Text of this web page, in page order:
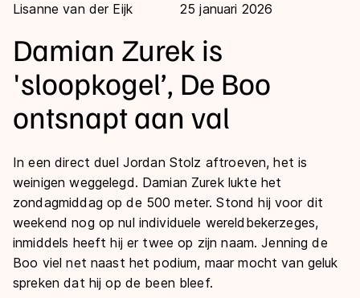
Kalender
Disciplines
Langebaan
Shorttrack
Inlineskaten
Kunstschaatsen
Schoonrijden
Natuurijs
Uitslagen
Langebaan
Shorttrack
Marathon
Inlineskaten
Kunstschaatsen
Tijden & historie
Ranglijsten Langebaan
Persoonlijke records & tijden
Historie & statistiek
De weg op
Inschrijven wedstrijden
Algemene Nederlandse Schaatstijd
Schaatsfans
Lisanne van der Eijk 25 januari 2026
Damian Zurek is
'sloopkogel’, De Boo
ontsnapt aan val
In een direct duel Jordan Stolz aftroeven, het is
weinigen weggelegd. Damian Zurek lukte het
zondagmiddag op de 500 meter. Stond hij voor dit
weekend nog op nul individuele wereldbekerzeges,
inmiddels heeft hij er twee op zijn naam. Jenning de
Boo viel net naast het podium, maar mocht van geluk
spreken dat hij op de been bleef.